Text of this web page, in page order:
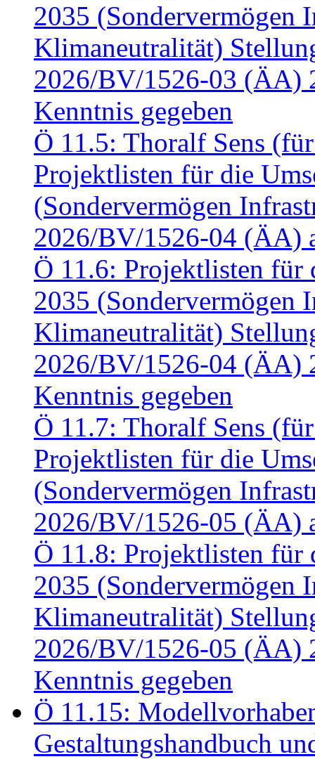
2035 (Sondervermögen
Klimaneutralität)
2026/BV/1526-03 (ÄA)
Kenntnis gegeben
Ö 11.5: Thoralf Sens
Projektlisten für die
(Sondervermögen
2026/BV/1526-04 (ÄA)
Ö 11.6: Projektlisten für
2035 (Sondervermögen
Klimaneutralität)
2026/BV/1526-04 (ÄA)
Kenntnis gegeben
Ö 11.7: Thoralf Sens
Projektlisten für die
(Sondervermögen
2026/BV/1526-05 (ÄA)
Ö 11.8: Projektlisten für
2035 (Sondervermögen
Klimaneutralität)
2026/BV/1526-05 (ÄA)
Kenntnis gegeben
Ö 11.15:
Gestaltungshandbuch